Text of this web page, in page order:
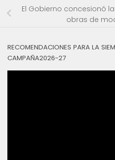
El Gobierno concesionó
obras de
RECOMENDACIONES PARA LA
CAMPAÑA2026-27